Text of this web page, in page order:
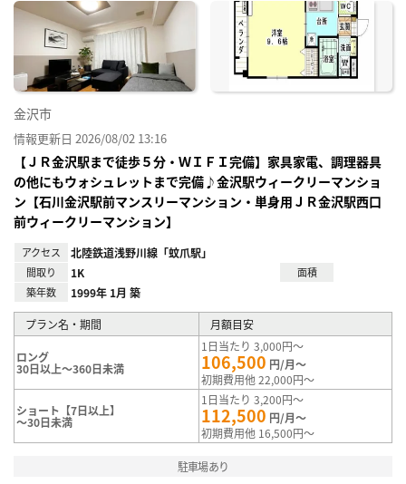
に入
り登
録
金沢市
情報更新日 2026/08/02 13:16
【ＪＲ金沢駅まで徒歩５分・ＷＩＦＩ完備】家具家電、調理器具
の他にもウォシュレットまで完備♪金沢駅ウィークリーマンショ
ン【石川金沢駅前マンスリーマンション・単身用ＪＲ金沢駅西口
前ウィークリーマンション】
アクセス 北陸鉄道浅野川線「蚊爪駅」
間取り 1K
面積
築年数
1999年 1月 築
プラン名・期間 月額目安
ロング
30日以上～360日未満
1日当たり 3,000円～
106,500 円/月～
初期費用他 22,000円～
ショート【7日以上】
～30日未満
1日当たり 3,200円～
112,500 円/月～
初期費用他 16,500円～
駐車場あり